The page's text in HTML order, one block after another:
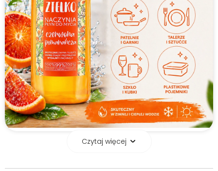
Czytaj więcej